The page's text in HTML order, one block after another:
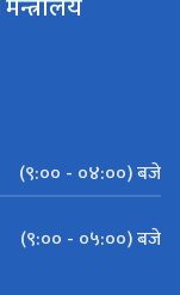
(९:०० - ०४:००) बजे
(९:०० - ०५:००) बजे